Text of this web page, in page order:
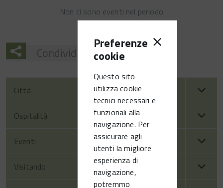
Preferenze
cookie
Questo sito
utilizza cookie
tecnici necessari e
funzionali alla
navigazione. Per
assicurare agli
utenti la migliore
esperienza di
navigazione,
potremmo
Non ci sono eventi nel periodo
Condividi
Città
Ospitalità
Eventi
Visitando